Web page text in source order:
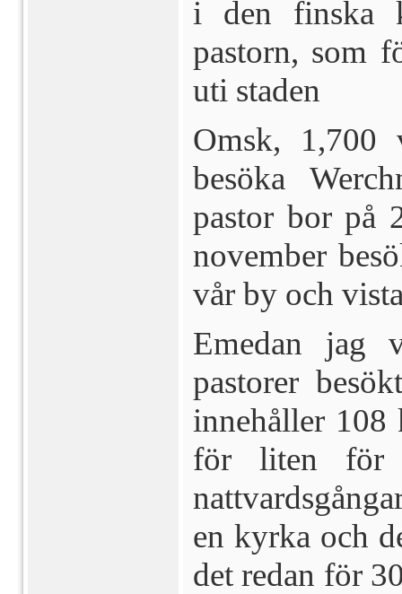
i den finska
pastorn, som
uti staden
Omsk, 1,700
besöka
pastor bor på
november
vår by och
Emedan jag
pastorer
innehåller
för liten för
en kyrka och
det redan för